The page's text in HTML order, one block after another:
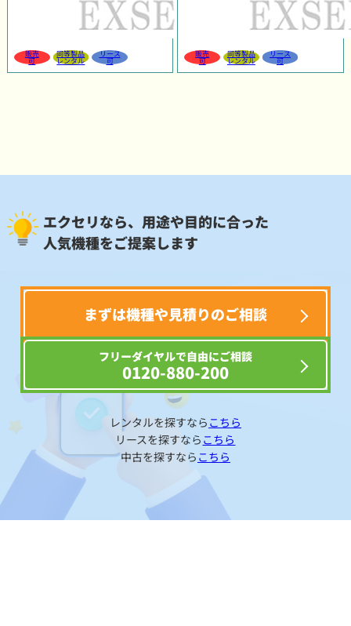
販売
可
同等製品
レンタル
リース
可
販売
可
同等製品
レンタル
リース
可
エクセリなら、用途や目的に合った
人気機種をご提案します
まずは機種や見積りのご相談
フリーダイヤルで自由にご相談
0120-880-200
レンタルを探すなら こちら
リースを探すなら こちら
中古を探すなら こちら